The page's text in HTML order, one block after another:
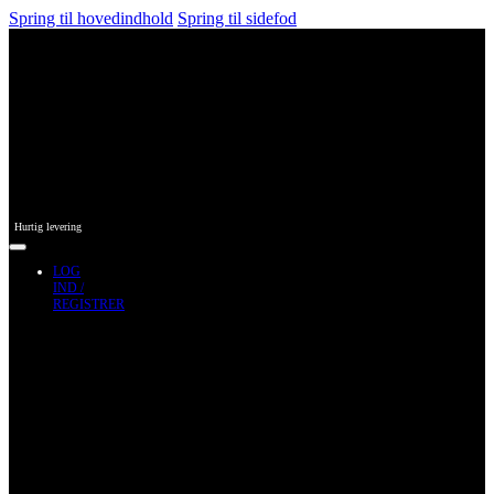
Spring til hovedindhold Spring til sidefod
Hurtig levering
LOG
IND /
REGISTRER